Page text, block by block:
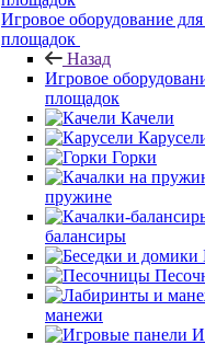
Игровое оборудование
площадок
Назад
Игровое
площадок
Качели
Горки
пружине
балансиры
манежи